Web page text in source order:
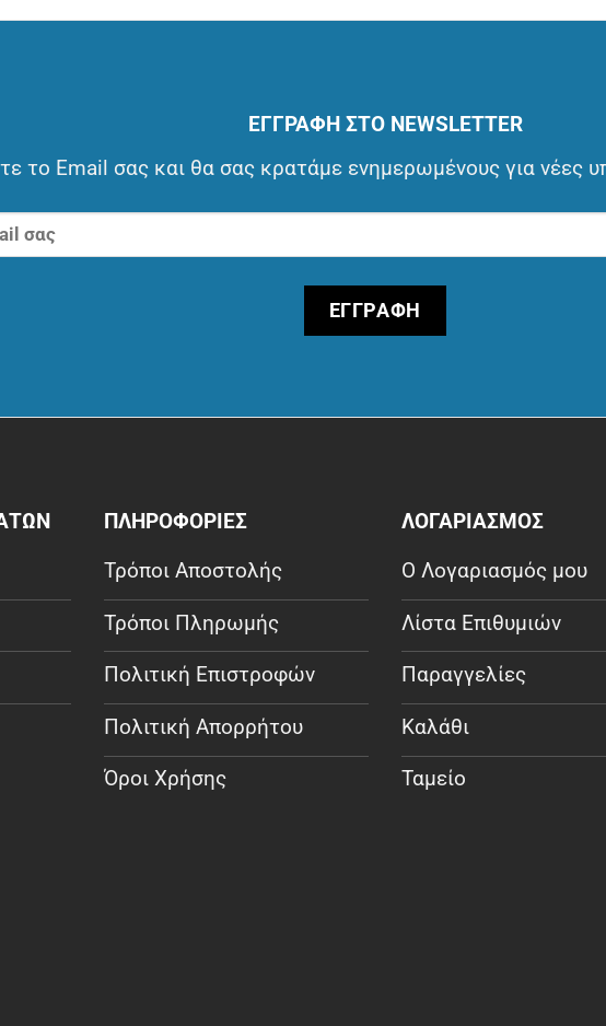
ΕΓΓΡΑΦΗ ΣΤΟ NEWSLETTER
το Email σας και θα σας κρατάμε ενημερωμένους για νέες
ΠΛΗΡΟΦΟΡΙΕΣ
Τρόποι Αποστολής
Τρόποι Πληρωμής
Πολιτική Επιστροφών
Πολιτική Απορρήτου
Όροι Χρήσης
ΛΟΓΑΡΙΑΣΜΟΣ
Ο Λογαριασμός μου
Λίστα Επιθυμιών
Παραγγελίες
Καλάθι
Ταμείο